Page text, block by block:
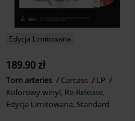
Edycja Limitowana
189.90 zł
Torn arteries Carcass
LP
Kolorowy winyl, Re-Release,
Edycja Limitowana, Standard